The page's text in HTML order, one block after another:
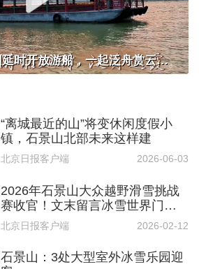
北京多家市属公园延时开放游船，一起泛舟赏云霞！
“离城最近的山”将变休闲度假小
镇，石景山北部未来这样建
北京日报客户端 2026-06-03
2026年石景山大众越野滑雪挑战
赛收官！文末留言冰雪世界门票
免费送
北京日报客户端 2026-02-12
石景山：3处大型室外冰雪乐园迎